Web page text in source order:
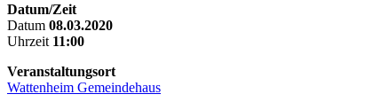
Datum/Zeit
Datum 08.03.2020
Uhrzeit 11:00
Veranstaltungsort
Wattenheim Gemeindehaus